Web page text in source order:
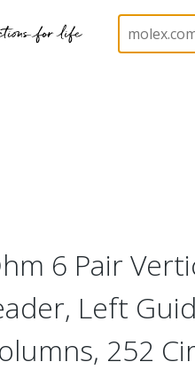
Connectors
6 Pair
Left
252